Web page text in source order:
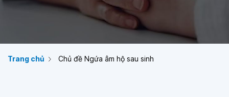
Trang chủ Chủ đề Ngứa âm hộ sau sinh